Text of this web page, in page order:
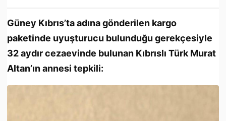
Güney Kıbrıs’ta adına gönderilen kargo
paketinde uyuşturucu bulunduğu gerekçesiyle
32 aydır cezaevinde bulunan Kıbrıslı Türk Murat
Altan’ın annesi tepkili: